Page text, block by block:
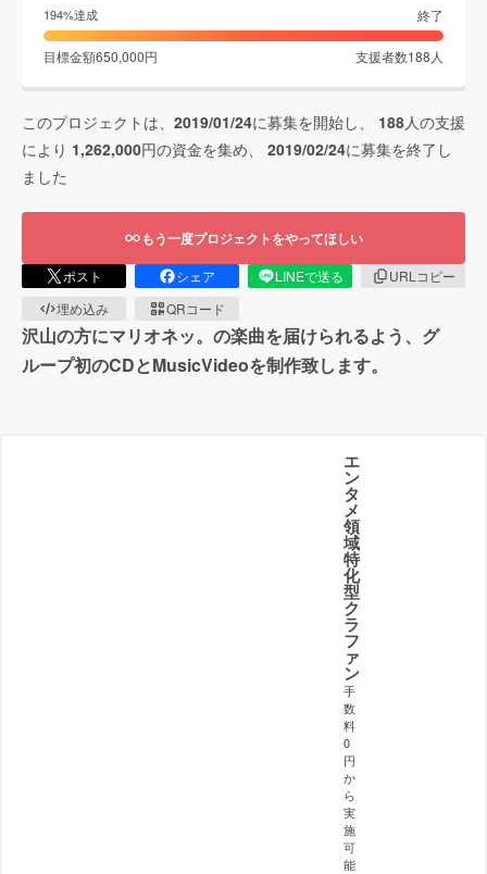
194%達成 終了
目標金額650,000円 支援者数188 人
このプロジェクトは、 2019/01/24に募集を開始し、 188人の支援
により 1,262,000円の資金を集め、 2019/02/24に募集を終了し
ました
もう一度プロジェクトをやってほしい
ポスト シェア LINEで送る
URLコピー
埋め込み
QRコード
沢山の方にマリオネッ。の楽曲を届けられるよう、グ
ループ初のCDとMusicVideoを制作致します。
エ
ン
タ
メ
領
域
特
化
型
ク
ラ
フ
ァ
ン
手
数
料
0
円
か
ら
実
施
可
能